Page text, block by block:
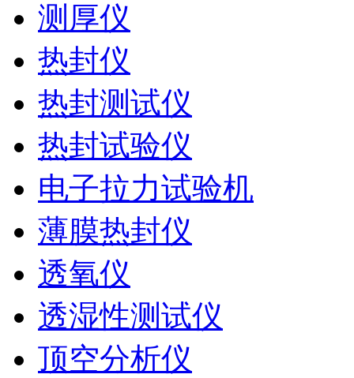
测厚仪
热封仪
热封测试仪
热封试验仪
电子拉力试验机
薄膜热封仪
透氧仪
透湿性测试仪
顶空分析仪